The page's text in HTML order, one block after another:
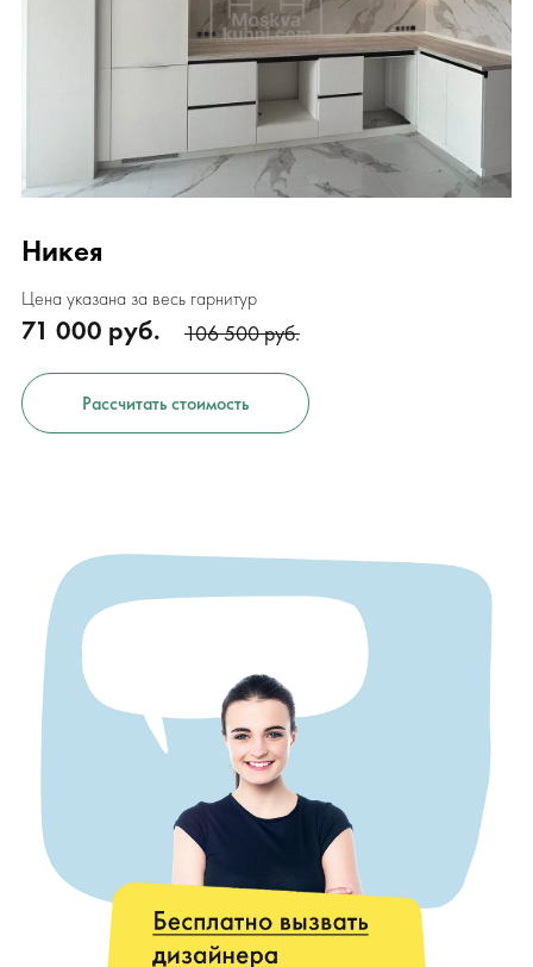
Никея
Цена указана за весь гарнитур
71 000 руб. 106 500 руб.
Рассчитать стоимость